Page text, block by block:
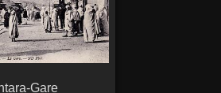
Gare